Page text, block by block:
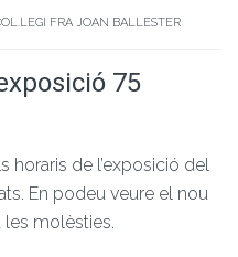
FRA JOAN BALLESTER
75
horaris de l’exposició del
En podeu veure el nou
les molèsties.